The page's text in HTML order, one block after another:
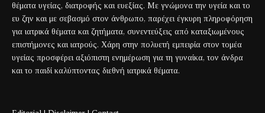
θέματα υγείας, διατροφής και ευεξίας. Με γνώμονα την υγεία και το
ευ ζην και με σεβασμό στον άνθρωπο, παρέχει έγκυρη πληροφόρηση
για ιατρικά θέματα και ζητήματα, συνεντεύξεις από καταξιωμένους
επιστήμονες και ιατρούς. Χάρη στην πολυετή εμπειρία στον τομέα
υγείας προσφέρει αξιόπιστη ενημέρωση για τη γυναίκα, τον άνδρα
και το παιδί καλύπτοντας διεθνή ιατρικά θέματα.